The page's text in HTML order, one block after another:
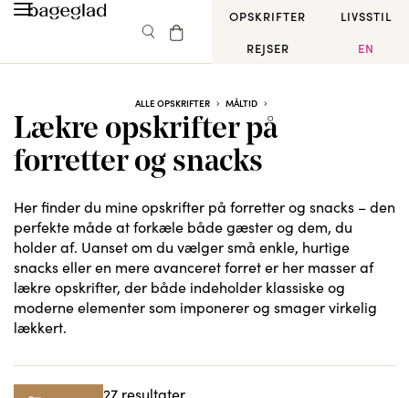
OPSKRIFTER
LIVSSTIL
REJSER
EN
ALLE OPSKRIFTER MÅLTID
Lækre opskrifter på
forretter og snacks
Her finder du mine opskrifter på forretter og snacks – den
perfekte måde at forkæle både gæster og dem, du
holder af. Uanset om du vælger små enkle, hurtige
snacks eller en mere avanceret forret er her masser af
lækre opskrifter, der både indeholder klassiske og
moderne elementer som imponerer og smager virkelig
lækkert.
27 resultater